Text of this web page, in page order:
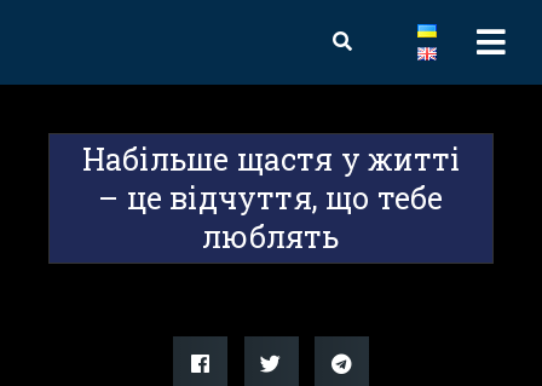
Набільше щастя у житті
– це відчуття, що тебе
люблять